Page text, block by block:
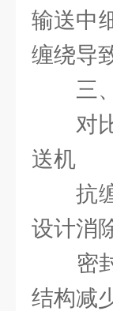
输送中
缠绕导
三
送机
抗
设计消
密
结构减